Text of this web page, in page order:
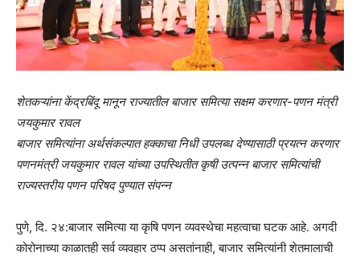
शेतकऱ्यांना केंद्रबिंदू मानून राज्यातील बाजार समित्या सक्षम करणार-पणन मंत्री
जयकुमार रावल
बाजार समित्यांना अर्थसंकल्पात हक्काचा निधी उपलब्ध देण्यासाठी प्रयत्न करणार
पणनमंत्री जयकुमार रावल यांच्या उपस्थितीत कृषी उत्पन्न बाजार समित्यांची
राज्यस्तरीय पणन परिषद पुण्यात संपन्न
पुणे, दि. २४:बाजार समित्या या कृषि पणन व्यवस्थेचा महत्वाचा घटक आहे. अगदी
कोरोनाच्या काळातही सर्व व्यवहार ठप्प असतांनाही, बाजार समित्यांनी शेतमालाची